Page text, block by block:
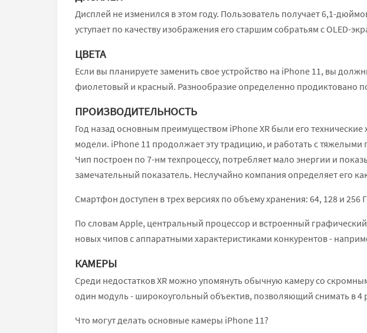
Дисплей не изменился в этом году. Пользователь получает 6,1-
уступает по качеству изображения его старшим собратьям с OLED-
ЦВЕТА
Если вы планируете заменить свое устройство на iPhone 11, вы
фиолетовый и красный. Разнообразие определенно продиктовано
ПРОИЗВОДИТЕЛЬНОСТЬ
Год назад основным преимуществом iPhone XR были его
модели. iPhone 11 продолжает эту традицию, и работать с
Чип построен по 7-нм техпроцессу, потребляет мало энергии и
замечательный показатель. Неслучайно компания определяет его
Смартфон доступен в трех версиях по объему хранения: 64, 128 и 256
По словам Apple, центральный процессор и встроенный
новых чипов с аппаратными характеристиками конкурентов -
КАМЕРЫ
Среди недостатков XR можно упомянуть обычную камеру со
один модуль - широкоугольный объектив, позволяющий снимать в
Что могут делать основные камеры iPhone 11?